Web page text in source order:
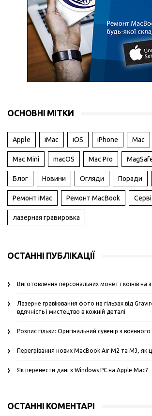
ОСНОВНІ МІТКИ
Apple iMac iOS iPhone Mac
Mac Mini macOS Mac Pro
Блог Новини Огляди Поради
Ремонт iMac Ремонт MacBook
лазерная гравировка
ОСТАННІ ПУБЛІКАЦІЇ
Виготовлення персональних монет і коїнів на
Лазерне гравіювання фото на гільзах від
вдячність і мистецтво в кожній деталі
Розпис гільзи: Оригінальний сувенір з
Перегрівання нових MacBook Air M2 та M3, як
Як перенести дані з Windows PC на Apple Mac?
ОСТАННІ КОМЕНТАРІ